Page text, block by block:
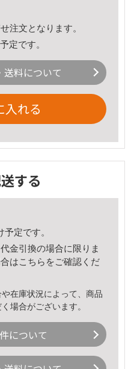
注文となります。
定です。
送料について
入れる
する
定です。
金引換の場合に限りま
はこちら をご確認くだ
在庫状況によって、商品
場合がございます。
について